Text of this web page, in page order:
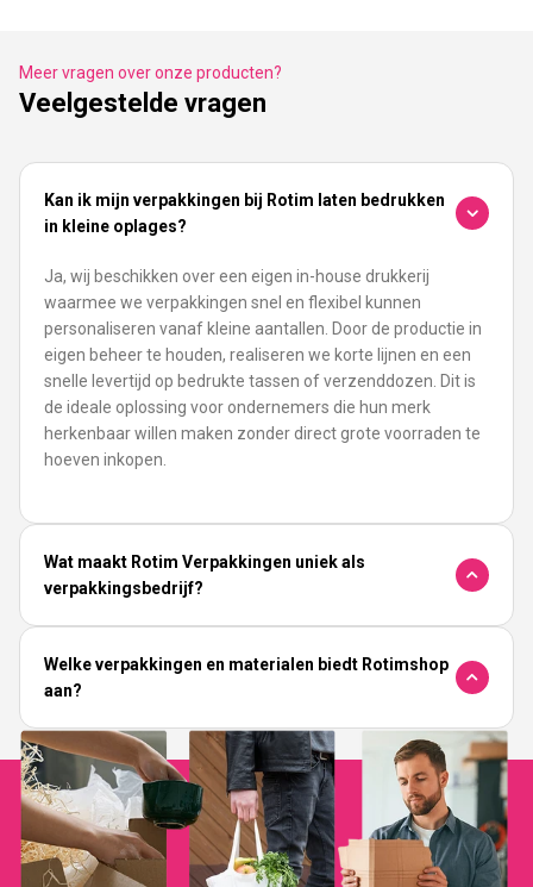
Meer vragen over onze producten?
Veelgestelde vragen
Kan ik mijn verpakkingen bij Rotim laten bedrukken
in kleine oplages?
Ja, wij beschikken over een eigen in-house drukkerij
waarmee we verpakkingen snel en flexibel kunnen
personaliseren vanaf kleine aantallen. Door de productie in
eigen beheer te houden, realiseren we korte lijnen en een
snelle levertijd op bedrukte tassen of verzenddozen. Dit is
de ideale oplossing voor ondernemers die hun merk
herkenbaar willen maken zonder direct grote voorraden te
hoeven inkopen.
Wat maakt Rotim Verpakkingen uniek als
verpakkingsbedrijf?
Welke verpakkingen en materialen biedt Rotimshop
aan?